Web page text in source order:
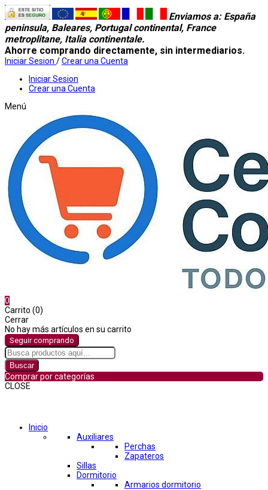
Enviamos a: España
peninsula, Baleares, Portugal continental, France
metroplitane, Italia continentale.
Ahorre comprando directamente, sin intermediarios.
Iniciar Sesion /Crear una Cuenta
Iniciar Sesion
Crear una Cuenta
Menú
0
Carrito (0)
Cerrar
No hay más artículos en su carrito
Seguir comprando
Buscar
Comprar por categorías
CLOSE
Inicio
Auxiliares
Perchas
Zapateros
Sillas
Dormitorio
Armarios dormitorio